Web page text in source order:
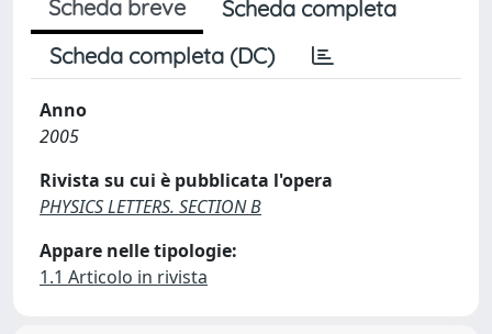
Scheda breve
Scheda completa
Scheda completa (DC)
Anno
2005
Rivista su cui è pubblicata l'opera
PHYSICS LETTERS. SECTION B
Appare nelle tipologie:
1.1 Articolo in rivista